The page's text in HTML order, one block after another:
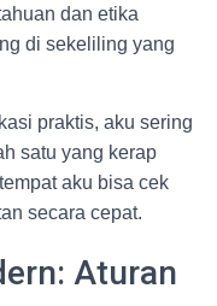
dan etika
di sekeliling yang
praktis, aku sering
satu yang kerap
aku bisa cek
secara cepat.
Aturan